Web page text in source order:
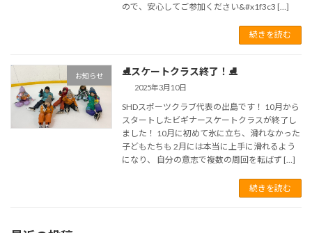
ので、安心してご参加ください&#x1f3c3 […]
続きを読む
お知らせ ⛸スケートクラス終了！⛸
2025年3月10日
SHDスポーツクラブ代表の出島です！ 10月から
スタートしたビギナースケートクラスが終了し
ました！ 10月に初めて氷に立ち、滑れなかった
子どもたちも 2月には本当に上手に滑れるよう
になり、 自分の意志で複数の周回を転ばず […]
続きを読む